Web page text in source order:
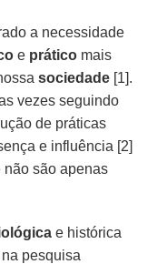
a necessidade
e prático mais
sociedade [1].
vezes seguindo
de práticas
e influência [2]
não são apenas
e histórica
pesquisa